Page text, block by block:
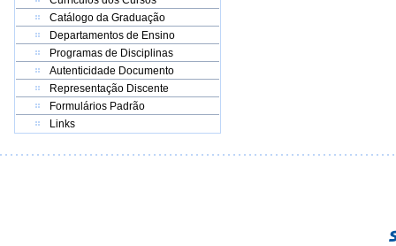
Catálogo da Graduação
Departamentos de Ensino
Programas de Disciplinas
Autenticidade Documento
Representação Discente
Formulários Padrão
Links